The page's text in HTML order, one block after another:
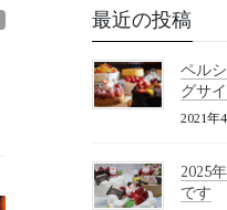
最近の投稿
ペル
グサ
2021年
2025
です